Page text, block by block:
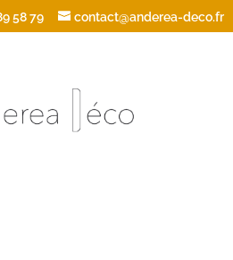
une nouvelle fenêtre */
58 79 contact@anderea-deco.fr